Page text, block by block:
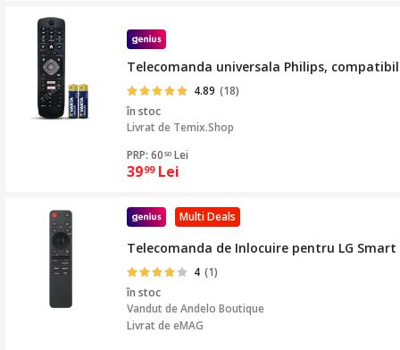
Telecomanda universala Philips,
4.89 (18)
în stoc
Livrat de Temix.Shop
PRP: 60 50 Lei
3999 Lei
Multi Deals
Telecomanda de Inlocuire pentru LG
4 (1)
în stoc
Vandut deAndelo Boutique
Livrat de eMAG